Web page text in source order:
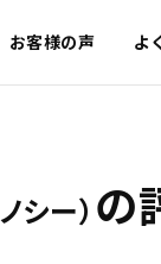
お客様の声 よ
シー） の